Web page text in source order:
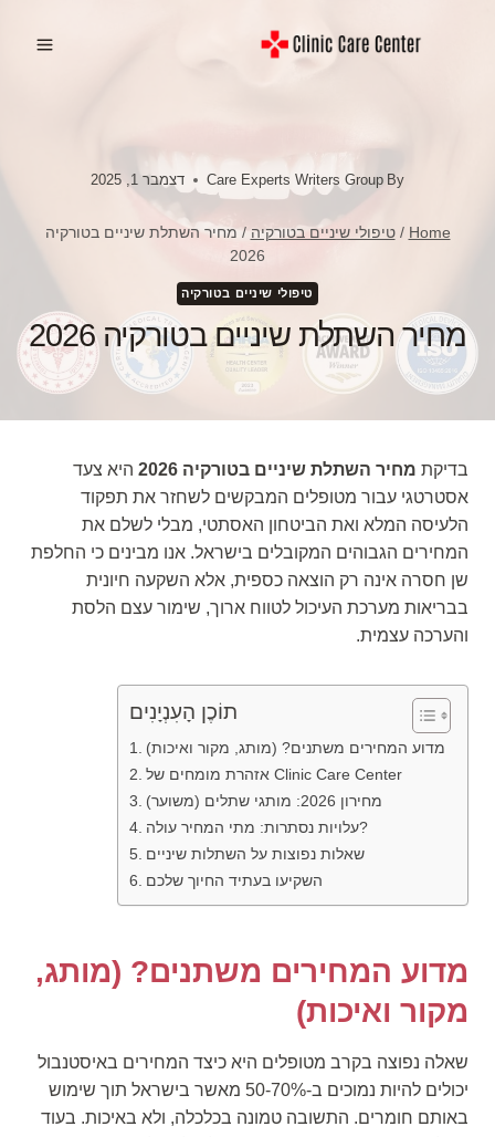
By
Care Experts Writers Group דצמבר 1, 2025
Home
/ טיפולי שיניים בטורקיה / מחיר השתלת שיניים בטורקיה
2026
טיפולי שיניים בטורקיה
מחיר השתלת שיניים בטורקיה 2026
בדיקת מחיר השתלת שיניים בטורקיה 2026
היא צעד
אסטרטגי עבור מטופלים המבקשים לשחזר את תפקוד
הלעיסה המלא ואת הביטחון האסתטי, מבלי לשלם את
המחירים הגבוהים המקובלים בישראל. אנו מבינים כי החלפת
שן חסרה אינה רק הוצאה כספית, אלא השקעה חיונית
בבריאות מערכת העיכול לטווח ארוך, שימור עצם הלסת
והערכה עצמית.
תוֹכֶן הָעִנְיָנִים
מדוע המחירים משתנים? (מותג, מקור ואיכות)
אזהרת מומחים של Clinic Care Center
מחירון 2026: מותגי שתלים (משוער)
עלויות נסתרות: מתי המחיר עולה?
שאלות נפוצות על השתלות שיניים
השקיעו בעתיד החיוך שלכם
מדוע המחירים משתנים? (מותג,
מקור ואיכות)
שאלה נפוצה בקרב מטופלים היא כיצד המחירים באיסטנבול
יכולים להיות נמוכים ב-50-70% מאשר בישראל תוך שימוש
באותם חומרים. התשובה טמונה בכלכלה, ולא באיכות. בעוד